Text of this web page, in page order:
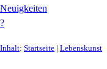
Neuigkeiten
?
Inhalt: Startseite | Lebenskunst